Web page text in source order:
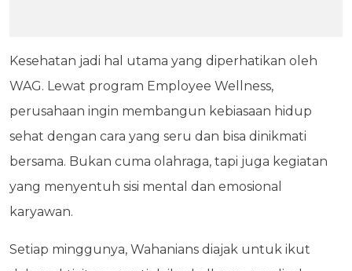
Kesehatan jadi hal utama yang diperhatikan oleh
WAG. Lewat program Employee Wellness,
perusahaan ingin membangun kebiasaan hidup
sehat dengan cara yang seru dan bisa dinikmati
bersama. Bukan cuma olahraga, tapi juga kegiatan
yang menyentuh sisi mental dan emosional
karyawan.
Setiap minggunya, Wahanians diajak untuk ikut